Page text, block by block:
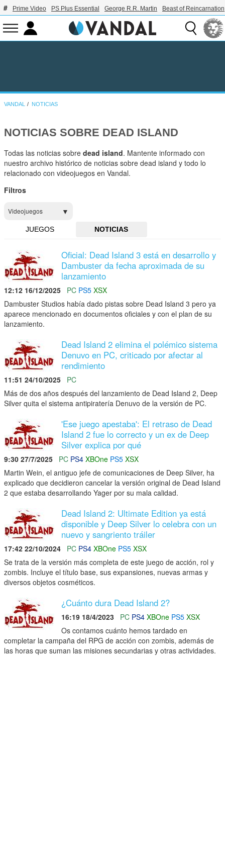
Prime Video PS Plus Essential George R.R. Martin Beast of Reincarnation
VANDAL NOTICIAS
NOTICIAS SOBRE DEAD ISLAND
Todas las noticias sobredead island. Mantente informado con
nuestro archivo histórico de noticias sobre dead island y todo lo
relacionado con videojuegos en Vandal.
Filtros
Videojuegos
JUEGOS NOTICIAS
Oficial: Dead Island 3 está en desarrollo y
Dambuster da fecha aproximada de su
lanzamiento
12:12 16/12/2025 PC PS5 XSX
Dambuster Studios había dado pistas sobre Dead Island 3 pero ya
aparece mencionado en documentos oficiales y con el plan de su
lanzamiento.
Dead Island 2 elimina el polémico sistema
Denuvo en PC, criticado por afectar al
rendimiento
11:51 24/10/2025
PC
Más de dos años después del lanzamiento de Dead Island 2, Deep
Silver quita el sistema antipiratería Denuvo de la versión de PC.
'Ese juego apestaba': El retraso de Dead
Island 2 fue lo correcto y un ex de Deep
Silver explica por qué
9:30 27/7/2025 PC PS4 XBOne PS5 XSX
Martin Wein, el antiguo jefe de comunicaciones de Deep Silver, ha
explicado que decidieron cancelar la versión original de Dead Island
2 que estaba desarrollando Yager por su mala calidad.
Dead Island 2: Ultimate Edition ya está
disponible y Deep Silver lo celebra con un
nuevo y sangriento tráiler
17:42 22/10/2024 PC PS4 XBOne PS5 XSX
Se trata de la versión más completa de este juego de acción, rol y
zombis. Incluye el título base, sus expansiones, nuevas armas y
diversos objetos cosméticos.
¿Cuánto dura Dead Island 2?
16:19 18/4/2023 PC PS4 XBOne PS5 XSX
Os contamos cuánto hemos tardado en
completar la campaña del RPG de acción con zombis, además de
las horas que suman las misiones secundarias y otras actividades.